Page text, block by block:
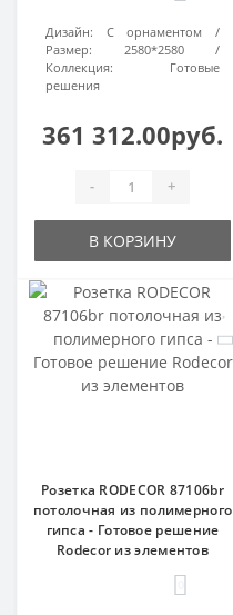
Дизайн:
С орнаментом
Размер:
2580*2580
Коллекция:
Готовые
решения
361 312.00руб.
- +
В КОРЗИНУ
Розетка RODECOR 87106br
потолочная из полимерного
гипса - Готовое решение
Rodecor из элементов